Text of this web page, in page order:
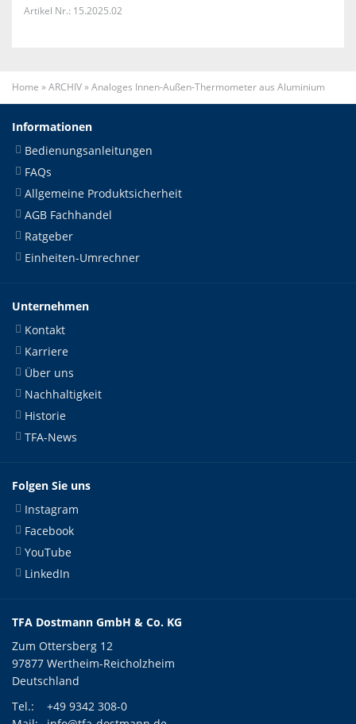
Artikel Nr.: 15.2025.02
Home »ARCHIV»Analoges Innen-Außen-Thermometer aus Aluminium
Informationen
Bedienungsanleitungen
FAQs
Allgemeine Produktsicherheit
AGB Fachhandel
Ratgeber
Einheiten-Umrechner
Unternehmen
Kontakt
Karriere
Über uns
Nachhaltigkeit
Historie
TFA-News
Folgen Sie uns
Instagram
Facebook
YouTube
LinkedIn
TFA Dostmann GmbH & Co. KG
Zum Ottersberg 12
97877 Wertheim-Reicholzheim
Deutschland
Tel.:
+49 9342 308-0